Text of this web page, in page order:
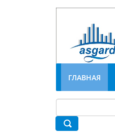
ГЛАВНАЯ